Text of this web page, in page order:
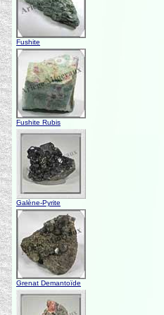
Fushite
Fushite Rubis
Galène-Pyrite
Grenat Demantoïde